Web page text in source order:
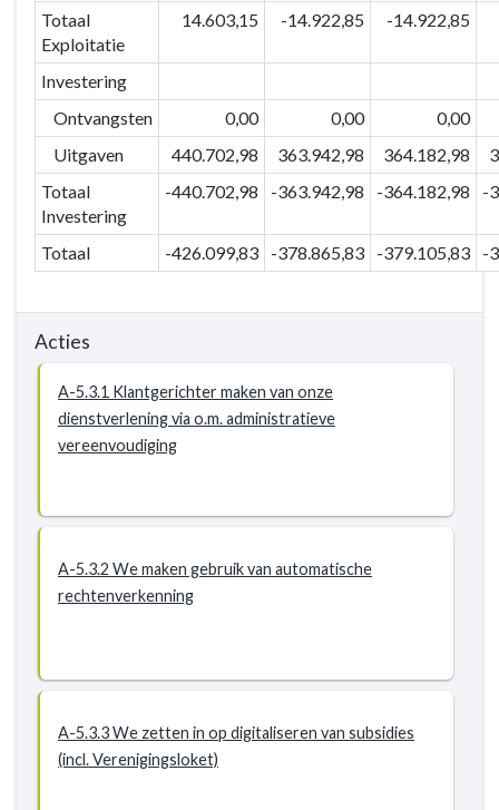
dienstverlening
Totaal
Exploitatie
14.603,15 -14.922,85 -14.922,85
Investering
Ontvangsten
0,00 0,00
0,00
Uitgaven
440.702,98 363.942,98 364.182,98
Totaal
Investering
-440.702,98 -363.942,98 -364.182,98 -
Totaal -426.099,83 -378.865,83 -379.105,83 -
Acties
A-5.3.1 Klantgerichter maken van onze
dienstverlening via o.m. administratieve
vereenvoudiging
A-5.3.2 We maken gebruik van automatische
rechtenverkenning
A-5.3.3 We zetten in op digitaliseren van subsidies
(incl. Verenigingsloket)